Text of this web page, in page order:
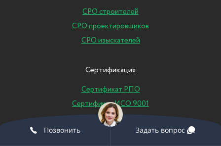
СРО строителей
СРО проектировщиков
СРО изыскателей
Сертификация
Сертификат РПО
Сертификат ИСО 9001
Позвонить Задать вопрос